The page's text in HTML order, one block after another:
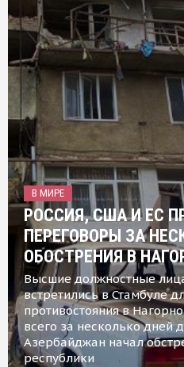
В МИРЕ
РОССИЯ, США И ЕС
ПЕРЕГОВОРЫ ЗА
ОБОСТРЕНИЯ В
Высшие должностные
встретились в Стамбуле
противостояния в
всего за несколько дней
Азербайджан начал
республики